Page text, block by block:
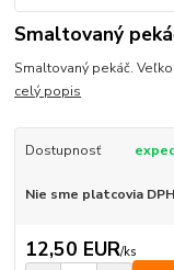
Smaltovaný
Smaltovaný pekáč.
celý popis
Dostupnosť
Nie sme platcovia DPH
12,50 EUR/ks